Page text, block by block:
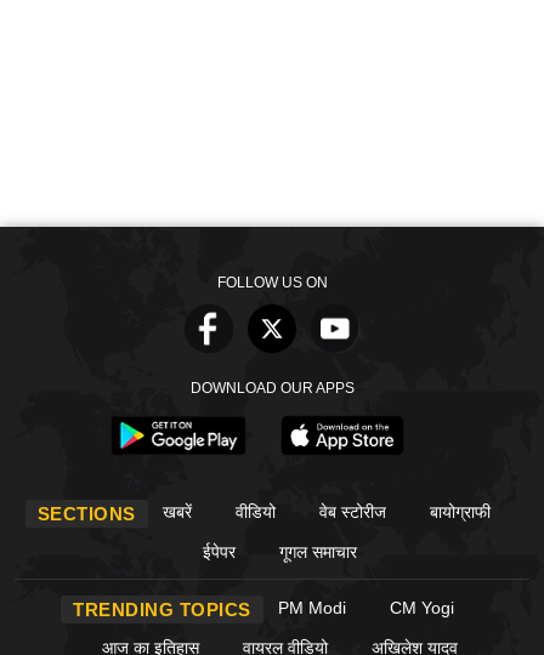
FOLLOW US ON
DOWNLOAD OUR APPS
SECTIONS खबरें वीडियो वेब स्टोरीज बायोग्राफी
ईपेपर गूगल समाचार
TRENDING TOPICS PM Modi CM Yogi
आज का इतिहास वायरल वीडियो अखिलेश यादव